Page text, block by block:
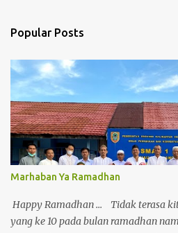
Popular Posts
Marhaban Ya Ramadhan
Happy Ramadhan ... Tidak terasa
yang ke 10 pada bulan ramadhan